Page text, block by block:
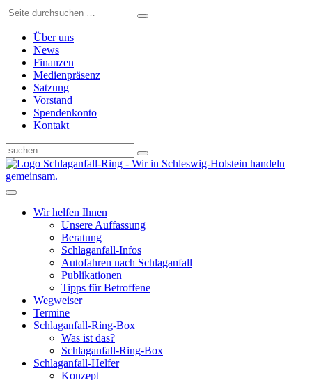
Über uns
News
Finanzen
Medienpräsenz
Satzung
Vorstand
Spendenkonto
Kontakt
Schlaganfall-Ring - Wir in Schleswig-Holstein handeln
gemeinsam.
Wir helfen Ihnen
Unsere Auffassung
Beratung
Schlaganfall-Infos
Autofahren nach Schlaganfall
Publikationen
Tipps für Betroffene
Wegweiser
Termine
Schlaganfall-Ring-Box
Was ist das?
Schlaganfall-Ring-Box
Schlaganfall-Helfer
Konzept